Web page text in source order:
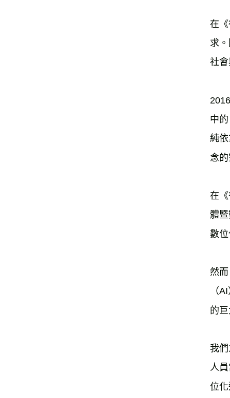
在
求
社
中
純
念
在
體
數
然
（
的
我
人
位